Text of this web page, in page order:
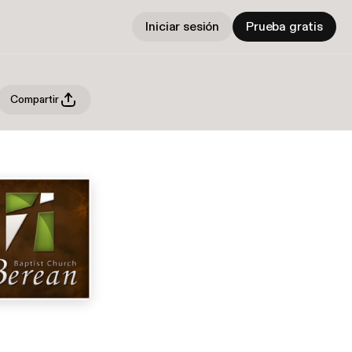
Iniciar sesión Prueba gratis
Compartir